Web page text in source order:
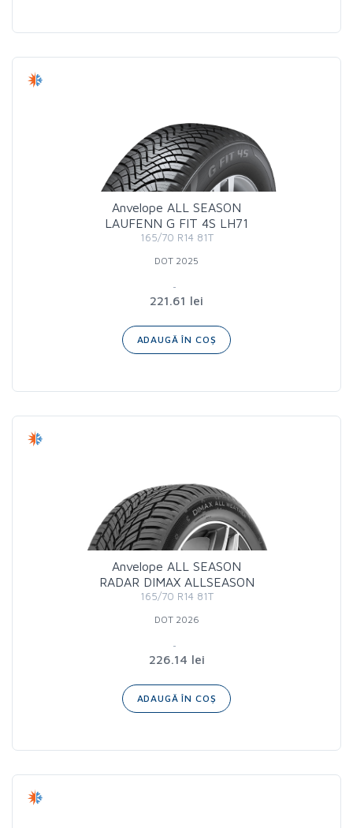
Anvelope ALL SEASON
LAUFENN G FIT 4S LH71
165/70 R14 81T
DOT 2025
221.61 lei
ADAUGĂ ÎN COȘ
Anvelope ALL SEASON
RADAR DIMAX ALLSEASON
165/70 R14 81T
DOT 2026
226.14 lei
ADAUGĂ ÎN COȘ